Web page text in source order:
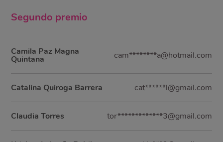
Segundo premio
Camila Paz Magna
Quintana cam********a@hotmail.com
Catalina Quiroga Barrera cat******l@gmail.com
Claudia Torres tor*************3@gmail.com